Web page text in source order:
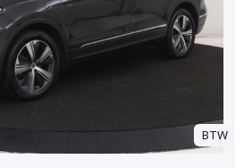
BTW